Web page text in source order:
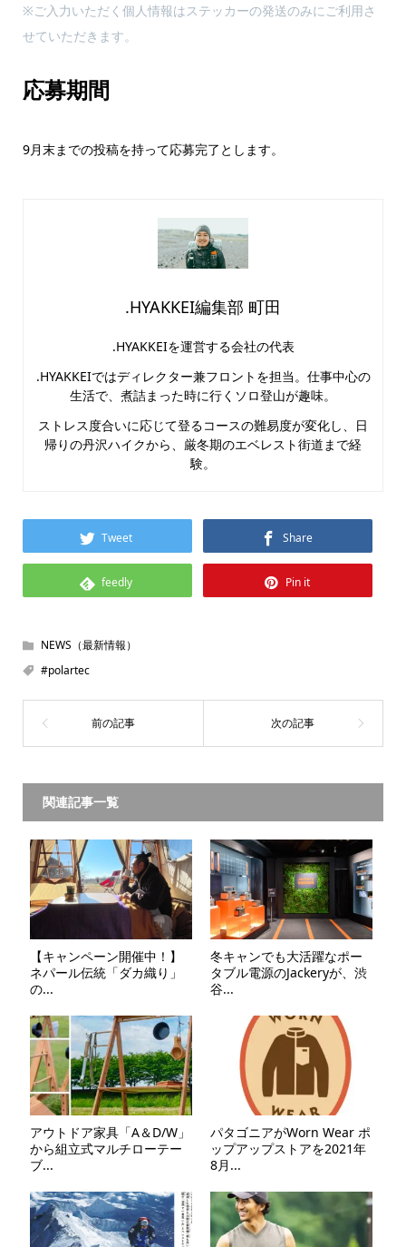
※ご入力いただく個人情報はステッカーの発送のみにご利用さ
せていただきます。
応募期間
9月末までの投稿を持って応募完了とします。
.HYAKKEI編集部 町田
.HYAKKEIを運営する会社の代表
.HYAKKEIではディレクター兼フロントを担当。仕事中心の
生活で、煮詰まった時に行くソロ登山が趣味。
ストレス度合いに応じて登るコースの難易度が変化し、日
帰りの丹沢ハイクから、厳冬期のエベレスト街道まで経
験。
Tweet Share
feedly Pin it
NEWS（最新情報）
#polartec
関連記事一覧
【キャンペーン開催中！】
ネパール伝統「ダカ織り」
の...
冬キャンでも大活躍なポー
タブル電源のJackeryが、渋
谷...
アウトドア家具「A＆D/W」
から組立式マルチローテー
ブ...
パタゴニアがWorn Wear ポ
ップアップストアを2021年
8月...